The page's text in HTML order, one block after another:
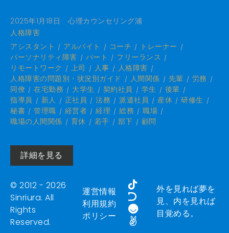
2025年1月18日
心理カウンセリング浦
人格障害
アシスタント
アルバイト コーチ
トレーナー
パーソナリティ障害
パート
フリーランス
リモートワーク
上司 人事
人格障害
人格障害の問題別・状況別ガイド
人間関係 先輩
労務
同僚
在宅勤務 大学生 契約社員 学生
後輩
指導員
新人 正社員 法務 派遣社員 産休
研修生
秘書
管理職 経営者 経理 総務
職場
職場の人間関係
育休 若手 部下 顧問
詳細を見る
© 2012 - 2026
Sinriura. All
Rights
Reserved.
運営情報
利用規約
ポリシー
外を見れば夢を
見、内を見れば
目覚める。